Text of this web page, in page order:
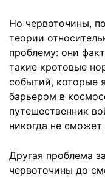
Но червоточины,
теории
проблему: они
такие кротовые
событий, которые
барьером в
путешественник
никогда не сможет
Другая проблема
червоточины до